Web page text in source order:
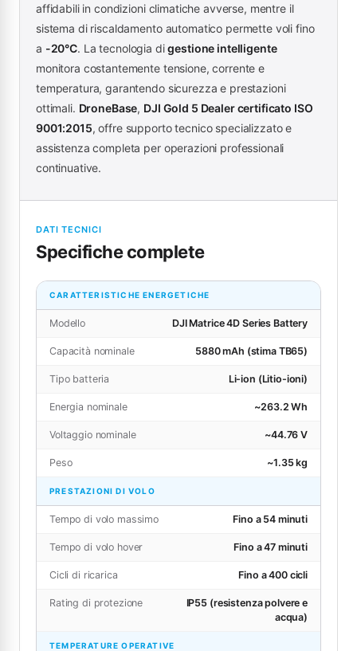
affidabili in condizioni climatiche avverse, mentre il
sistema di riscaldamento automatico permette voli fino
a -20°C. La tecnologia digestione intelligente
monitora costantemente tensione, corrente e
temperatura, garantendo sicurezza e prestazioni
ottimali. DroneBase, DJI Gold 5 Dealer certificato ISO
9001:2015, offre supporto tecnico specializzato e
assistenza completa per operazioni professionali
continuative.
DATI TECNICI
Specifiche complete
CARATTERISTICHE ENERGETICHE
Modello DJI Matrice 4D Series Battery
Capacità nominale 5880 mAh (stima TB65)
Tipo batteria Li-ion (Litio-ioni)
Energia nominale ~263.2 Wh
Voltaggio nominale ~44.76 V
Peso ~1.35 kg
PRESTAZIONI DI VOLO
Tempo di volo massimo Fino a 54 minuti
Tempo di volo hover Fino a 47 minuti
Cicli di ricarica Fino a 400 cicli
Rating di protezione
IP55 (resistenza polvere e
acqua)
TEMPERATURE OPERATIVE